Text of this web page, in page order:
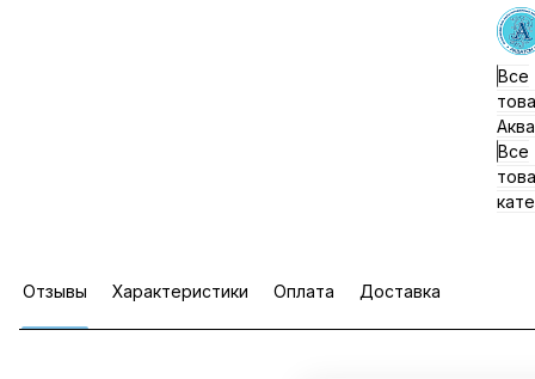
Все
Все
Отзывы Характеристики Оплата Доставка